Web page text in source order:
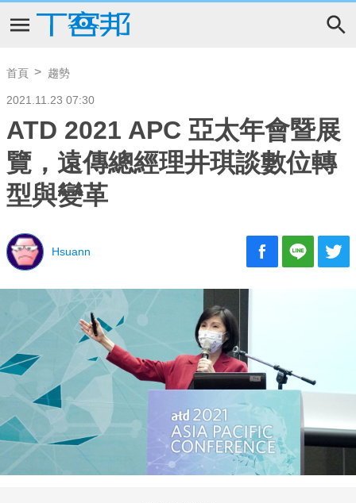
首頁 趨勢
2021.11.23 07:30
ATD 2021 APC 亞太年會暨展
覽，遠傳總經理井琪談數位轉
型與變革
Hsuann